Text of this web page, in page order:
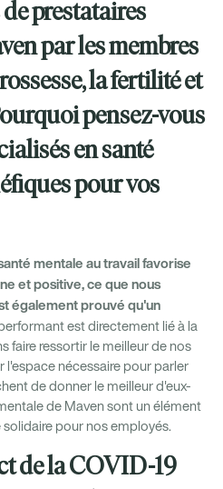
prestataires
par les membres
la fertilité et
pensez-vous
en santé
pour vos
mentale au travail favorise
et positive, ce que nous
également prouvé qu'un
est directement lié à la
faire ressortir le meilleur de nos
nécessaire pour parler
de donner le meilleur d'eux-
de Maven sont un élément
pour nos employés.
de la COVID-19